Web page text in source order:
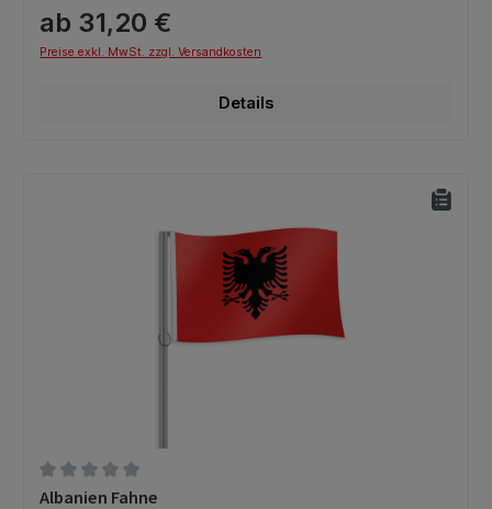
ab 31,20 €
Preise exkl. MwSt. zzgl. Versandkosten
Details
Durchschnittliche Bewertung von 0 von 5 Sternen
Albanien Fahne